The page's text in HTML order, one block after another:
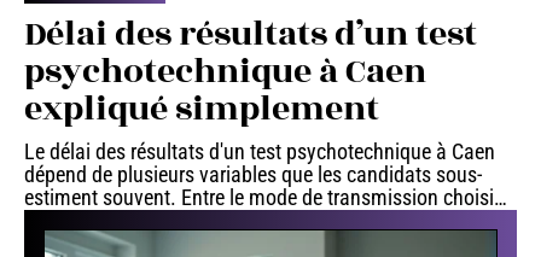
Délai des résultats d’un test
psychotechnique à Caen
expliqué simplement
Le délai des résultats d'un test psychotechnique à Caen
dépend de plusieurs variables que les candidats sous-
estiment souvent. Entre le mode de transmission choisi…